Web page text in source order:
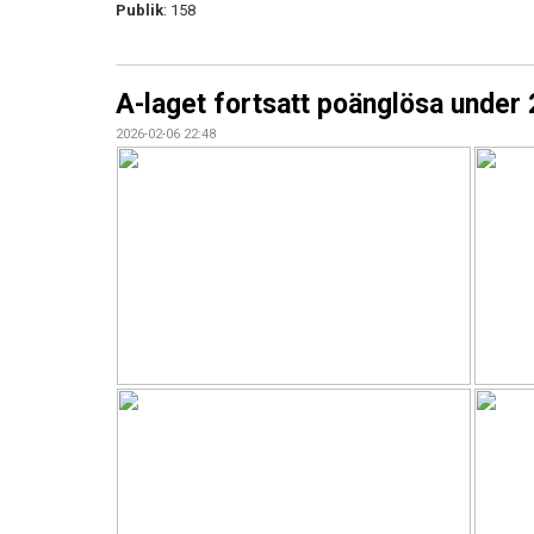
Publik: 158
A-laget fortsatt poänglösa under
2026-02-06 22:48